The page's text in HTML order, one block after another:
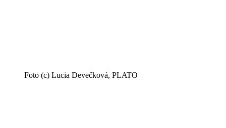
Foto (c) Lucia Devečková, PLATO